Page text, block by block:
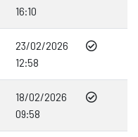
16:10
23/02/2026
12:58
18/02/2026
09:58